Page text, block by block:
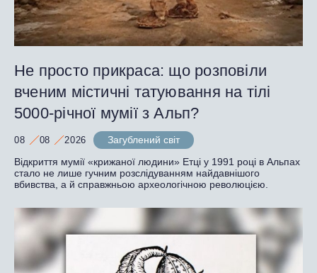
Не просто прикраса: що розповіли
вченим містичні татуювання на тілі
5000-річної мумії з Альп?
08 08 2026
Загублений світ
Відкриття мумії «крижаної людини» Етці у 1991 році в Альпах
стало не лише гучним розслідуванням найдавнішого
вбивства, а й справжньою археологічною революцією.